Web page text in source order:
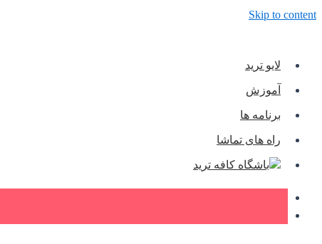
Skip to content
لایو ترید
آموزش
برنامه ها
راه های تماشا
باشگاه کافه ترید